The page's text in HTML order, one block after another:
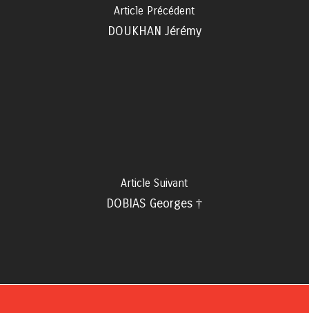
Article Précédent
DOUKHAN Jérémy
Article Suivant
DOBIAS Georges †